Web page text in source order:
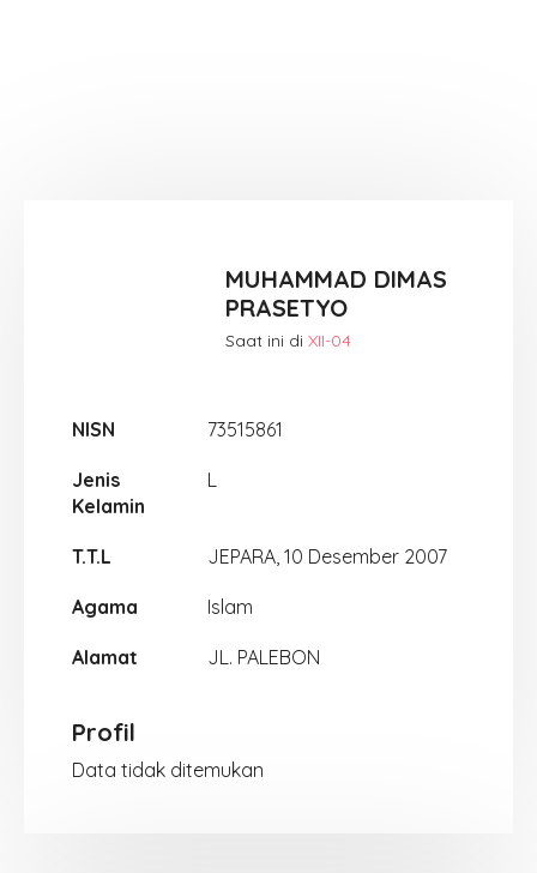
MUHAMMAD DIMAS
PRASETYO
Saat ini diXII-04
NISN 73515861
Jenis
Kelamin
L
T.T.L JEPARA, 10 Desember 2007
Agama Islam
Alamat JL. PALEBON
Profil
Data tidak ditemukan